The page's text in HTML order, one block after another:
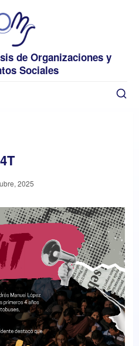
de Organizaciones y
Sociales
2025